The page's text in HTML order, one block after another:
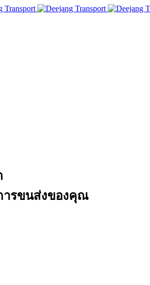
ารขนส่งของคุณ